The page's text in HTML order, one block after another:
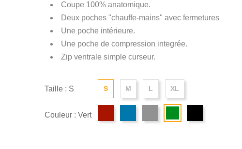
Coupe 100% anatomique.
Deux poches "chauffe-mains" avec fermetures
Une poche intérieure.
Une poche de compression integrée.
Zip ventrale simple curseur.
Taille : S S M L XL
Couleur : Vert